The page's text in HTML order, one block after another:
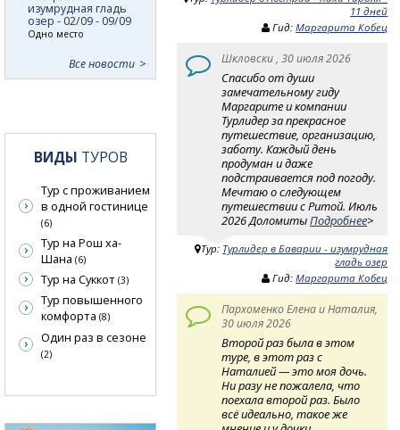
11 дней
Гид:Маргарита Кобец
Шкловски , 30 июля 2026
Спасибо от души
замечательному гиду
Маргарите и компании
Турлидер за прекрасное
путешествие, организацию,
заботу. Каждый день
продуман и даже
подстраивается под погоду.
Мечтаю о следующем
путешествии с Ритой. Июль
2026 ДоломитыПодробнее>
Тур: Турлидер в Баварии - изумрудная
гладь озер
Гид:Маргарита Кобец
Пархоменко Елена и Наталия,
30 июля 2026
Второй раз была в этом
туре, в этот раз с
Наталией — это моя дочь.
Ни разу не пожалела, что
поехала второй раз. Было
всё идеально, такое же
изумрудная гладь
озер - 02/09 - 09/09
Одно место
Все новости
ВИДЫ ТУРОВ
Тур с проживанием
в одной гостинице
(6)
Тур на Рош ха-
Шана (6)
Тур на Суккот (3)
Тур повышенного
комфорта (8)
Один раз в сезоне
(2)